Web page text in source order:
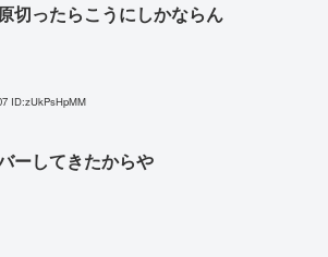
切ったらこうにしかならん
ID:zUkPsHpMM
ーしてきたからや